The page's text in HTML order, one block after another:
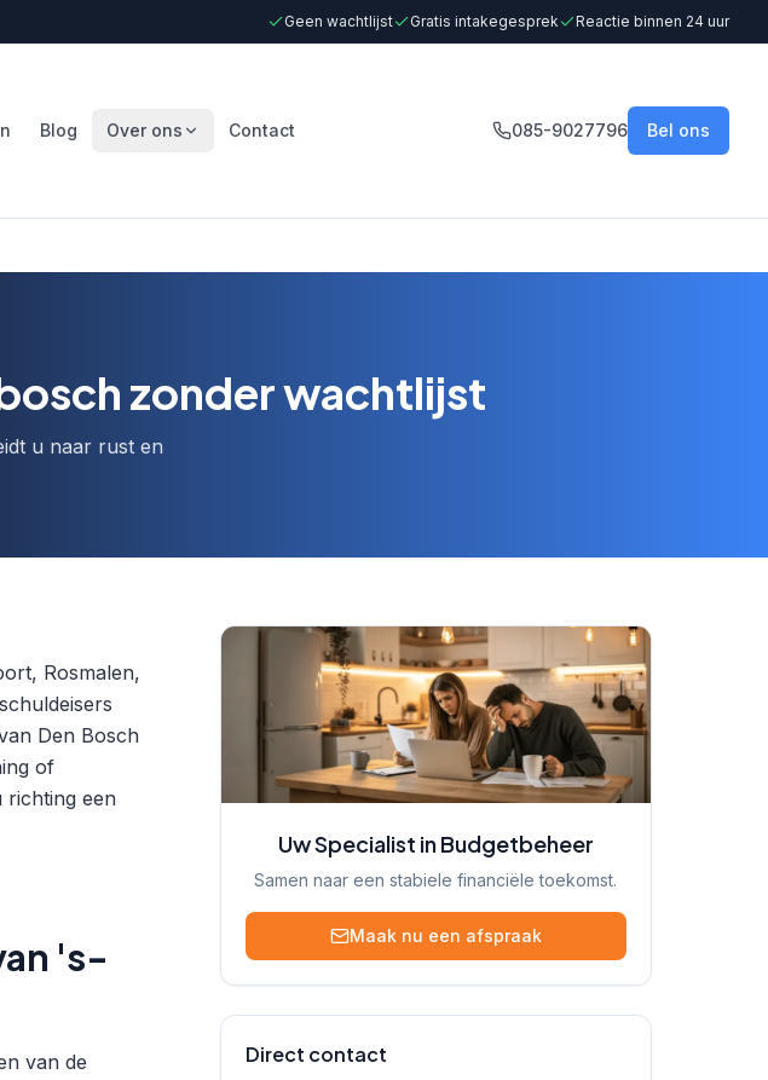
Geen wachtlijst Gratis intakegesprek Reactie binnen 24 uur
Blog Over ons Contact 085-9027796 Bel ons
zonder wachtlijst
u naar rust en
Rosmalen,
Den Bosch
of
richting een
's-
van de
Uw Specialist in Budgetbeheer
Samen naar een stabiele financiële toekomst.
Maak nu een afspraak
Direct contact